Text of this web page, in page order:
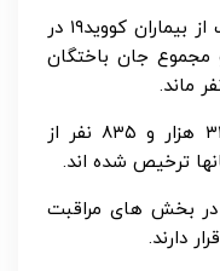
در طول ۲۴ ساعت گذشته، هیچ یک از بیماران کووید۱۹ در
مجموع جان باختگان
خوشبختانه تا کنون ۷ میلیون ۳۳۵ هزار و ۸۳۵ نفر از
ترخیص شده اند.
۷۲ نفر از بیماران مبتلا به کووید۱۹ در بخش های مراقبت
دارند.